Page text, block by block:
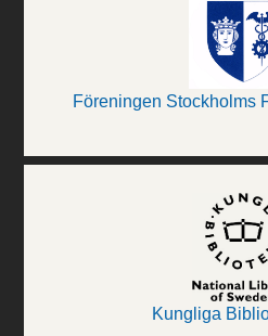
Föreningen Stockholms
Kungliga